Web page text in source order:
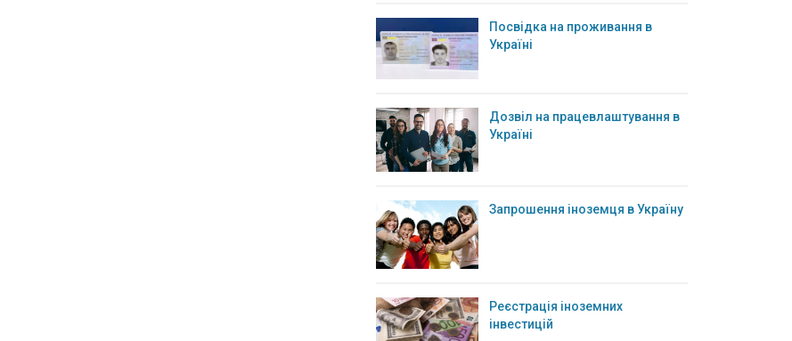
Посвідка на проживання в
Україні
Дозвіл на працевлаштування в
Україні
Запрошення іноземця в Україну
Реєстрація іноземних
інвестицій